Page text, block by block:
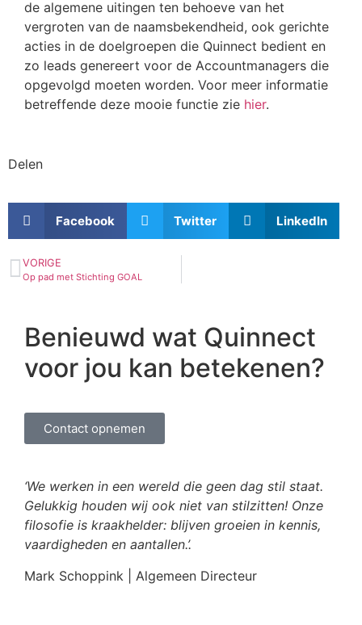
de algemene uitingen ten behoeve van het
vergroten van de naamsbekendheid, ook gerichte
acties in de doelgroepen die Quinnect bedient en
zo leads genereert voor de Accountmanagers die
opgevolgd moeten worden. Voor meer informatie
betreffende deze mooie functie zie hier.
Delen
Facebook Twitter LinkedIn
VORIGE
Op pad met Stichting GOAL
Benieuwd wat Quinnect
voor jou kan betekenen?
Contact opnemen
‘We werken in een wereld die geen dag stil staat.
Gelukkig houden wij ook niet van stilzitten! Onze
filosofie is kraakhelder: blijven groeien in kennis,
vaardigheden en aantallen.’.
Mark Schoppink | Algemeen Directeur